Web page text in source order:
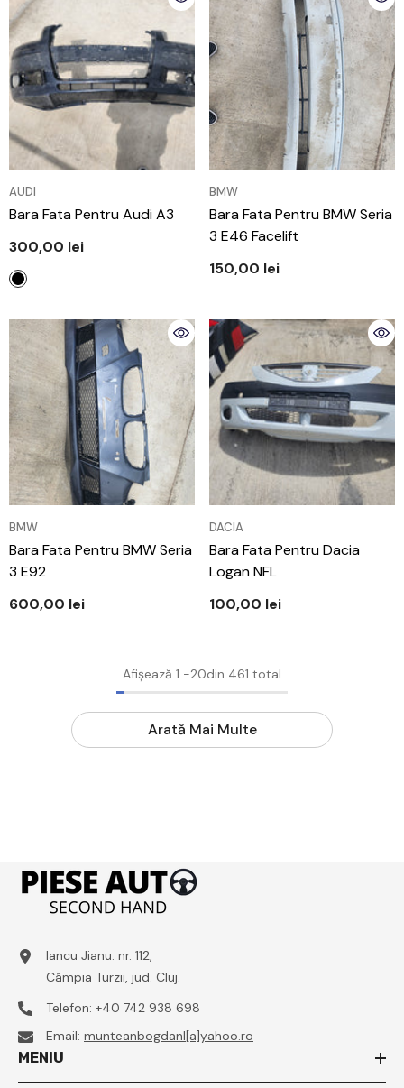
VÂNZĂTOR:
AUDI
Bara Fata Pentru Audi A3
300,00 lei
VÂNZĂTOR:
BMW
Bara Fata Pentru BMW Seria
3 E46 Facelift
150,00 lei
VÂNZĂTOR:
BMW
Bara Fata Pentru BMW Seria
3 E92
600,00 lei
VÂNZĂTOR:
DACIA
Bara Fata Pentru Dacia
Logan NFL
100,00 lei
Afișează 1 -20din 461 total
Arată Mai Multe
Iancu Jianu. nr. 112,
Câmpia Turzii, jud. Cluj.
Telefon: +40 742 938 698
Email: munteanbogdanl[a]yahoo.ro
MENIU